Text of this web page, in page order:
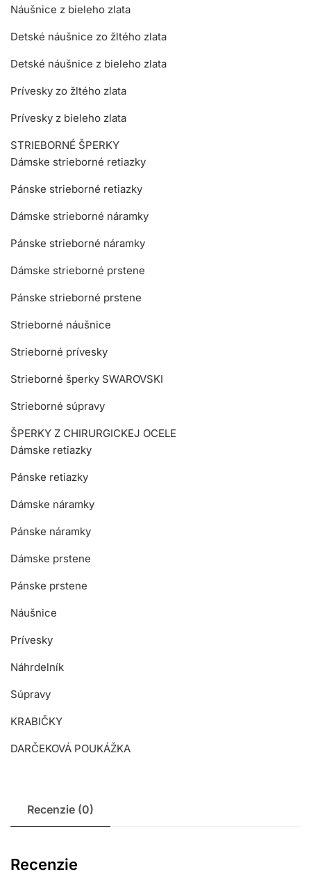
Náušnice z bieleho zlata
Detské náušnice zo žltého zlata
Detské náušnice z bieleho zlata
Prívesky zo žltého zlata
Prívesky z bieleho zlata
STRIEBORNÉ ŠPERKY
Dámske strieborné retiazky
Pánske strieborné retiazky
Dámske strieborné náramky
Pánske strieborné náramky
Dámske strieborné prstene
Pánske strieborné prstene
Strieborné náušnice
Strieborné prívesky
Strieborné šperky SWAROVSKI
Strieborné súpravy
ŠPERKY Z CHIRURGICKEJ OCELE
Dámske retiazky
Pánske retiazky
Dámske náramky
Pánske náramky
Dámske prstene
Pánske prstene
Náušnice
Prívesky
Náhrdelník
Súpravy
KRABIČKY
DARČEKOVÁ POUKÁŽKA
Recenzie (0)
Recenzie